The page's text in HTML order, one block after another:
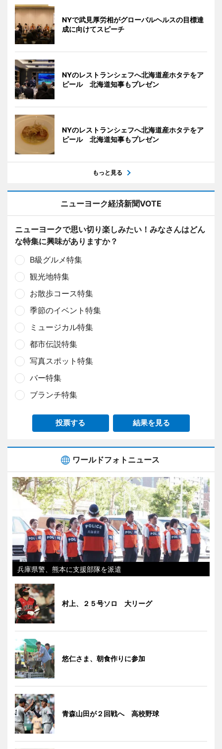
NYで武見厚労相がグローバルヘルスの目標達
成に向けてスピーチ
NYのレストランシェフへ北海道産ホタテをア
ピール 北海道知事もプレゼン
NYのレストランシェフへ北海道産ホタテをア
ピール 北海道知事もプレゼン
もっと見る
ニューヨーク経済新聞VOTE
ニューヨークで思い切り楽しみたい！みなさんはどん
な特集に興味がありますか？
B級グルメ特集
観光地特集
お散歩コース特集
季節のイベント特集
ミュージカル特集
都市伝説特集
写真スポット特集
バー特集
ブランチ特集
投票する 結果を見る
ワールドフォトニュース
兵庫県警、熊本に支援部隊を派遣
村上、２５号ソロ 大リーグ
悠仁さま、朝食作りに参加
青森山田が２回戦へ 高校野球